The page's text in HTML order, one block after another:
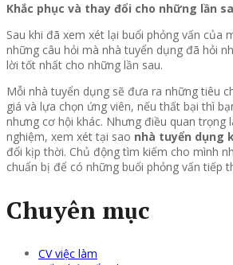
Khắc phục và thay đổi cho những lần
Sau khi đã xem xét lại buổi phỏng vấn của
những câu hỏi mà nhà tuyển dụng đã hỏi
lời tốt nhất cho những lần sau.
Mỗi nhà tuyển dụng sẽ đưa ra những tiêu
giá và lựa chọn ứng viên, nếu thất bại thì
nhưng cơ hội khác. Nhưng điều quan trọng
nghiệm, xem xét tại sao nhà tuyển dụng
đổi kịp thời. Chủ động tìm kiếm cho mình
chuẩn bị để có những buổi phỏng vấn tiếp
Chuyên mục
CV việc làm